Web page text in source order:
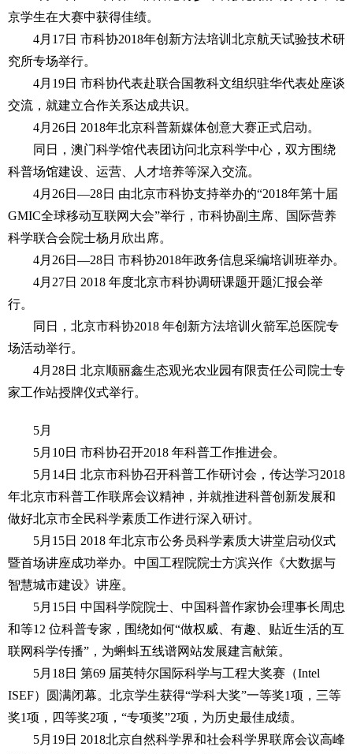
京学生在大赛中获得佳绩。
4月17日 市科协2018年创新方法培训北京航天试验技术研
究所专场举行。
4月19日 市科协代表赴联合国教科文组织驻华代表处座谈
交流，就建立合作关系达成共识。
4月26日 2018年北京科普新媒体创意大赛正式启动。
同日，澳门科学馆代表团访问北京科学中心，双方围绕
科普场馆建设、运营、人才培养等深入交流。
4月26日—28日 由北京市科协支持举办的“2018年第十届
GMIC全球移动互联网大会”举行，市科协副主席、国际营养
科学联合会院士杨月欣出席。
4月26日—28日 市科协2018年政务信息采编培训班举办。
4月27日 2018 年度北京市科协调研课题开题汇报会举
行。
同日，北京市科协2018 年创新方法培训火箭军总医院专
场活动举行。
4月28日 北京顺丽鑫生态观光农业园有限责任公司院士专
家工作站授牌仪式举行。
5月
5月10日 市科协召开2018 年科普工作推进会。
5月14日 北京市科协召开科普工作研讨会，传达学习2018
年北京市科普工作联席会议精神，并就推进科普创新发展和
做好北京市全民科学素质工作进行深入研讨。
5月15日 2018 年北京市公务员科学素质大讲堂启动仪式
暨首场讲座成功举办。中国工程院院士方滨兴作《大数据与
智慧城市建设》讲座。
5月15日 中国科学院院士、中国科普作家协会理事长周忠
和等12 位科普专家，围绕如何“做权威、有趣、贴近生活的互
联网科学传播”，为蝌蚪五线谱网站发展建言献策。
5月18日 第69 届英特尔国际科学与工程大奖赛（Intel
ISEF）圆满闭幕。北京学生获得“学科大奖”一等奖1项，三等
奖1项，四等奖2项，“专项奖”2项，为历史最佳成绩。
5月19日 2018北京自然科学界和社会科学界联席会议高峰